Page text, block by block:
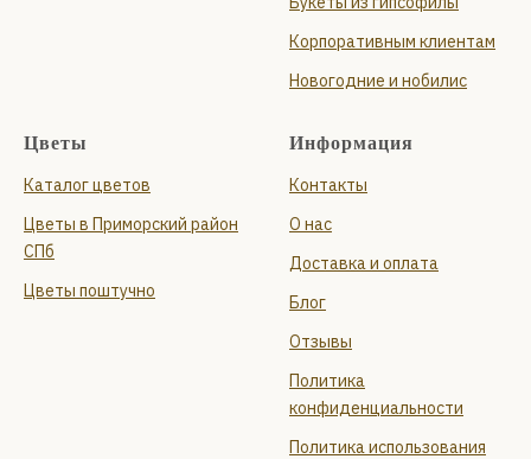
Корпоративным клиентам
Новогодние и нобилис
Цветы
Каталог цветов
Цветы в Приморский район
СПб
Цветы поштучно
Информация
Контакты
О нас
Доставка и оплата
Блог
Отзывы
Политика
конфиденциальности
Политика использования